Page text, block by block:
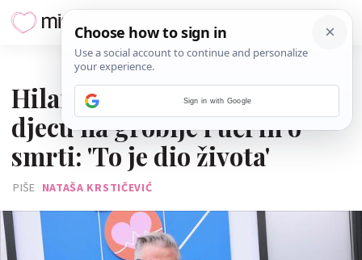
Hilaria Baldwin često vodi
djecu na groblje i uči ih o
smrti: 'To je dio života'
PIŠE NATAŠA KRSTIČEVIĆ
Sign in with Google